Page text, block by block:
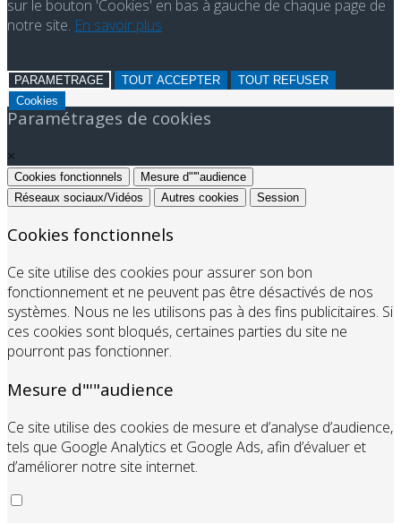
sur le bouton 'Cookies' en bas à gauche de chaque page de
notre site. En savoir plus
PARAMETRAGE TOUT ACCEPTER
TOUT REFUSER
Cookies
Paramétrages de cookies
×
Cookies fonctionnels
Mesure d"'"audience
Réseaux sociaux/Vidéos
Autres cookies Session
Cookies fonctionnels
Ce site utilise des cookies pour assurer son bon
fonctionnement et ne peuvent pas être désactivés de nos
systèmes. Nous ne les utilisons pas à des fins publicitaires. Si
ces cookies sont bloqués, certaines parties du site ne
pourront pas fonctionner.
Mesure d"'"audience
Ce site utilise des cookies de mesure et d’analyse d’audience,
tels que Google Analytics et Google Ads, afin d’évaluer et
d’améliorer notre site internet.